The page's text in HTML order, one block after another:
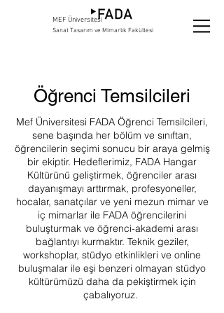
MEF Üniversitesi
Sanat Tasarım ve Mimarlık Fakültesi
Öğrenci Temsilcileri
Mef Üniversitesi FADA Öğrenci Temsilcileri,
sene başında her bölüm ve sınıftan,
öğrencilerin seçimi sonucu bir araya gelmiş
bir ekiptir. Hedeflerimiz, FADA Hangar
Kültürünü geliştirmek, öğrenciler arası
dayanışmayı arttırmak, profesyoneller,
hocalar, sanatçılar ve yeni mezun mimar ve
iç mimarlar ile FADA öğrencilerini
buluşturmak ve öğrenci-akademi arası
bağlantıyı kurmaktır. Teknik geziler,
workshoplar, stüdyo etkinlikleri ve online
buluşmalar ile eşi benzeri olmayan stüdyo
kültürümüzü daha da pekiştirmek için
çabalıyoruz.